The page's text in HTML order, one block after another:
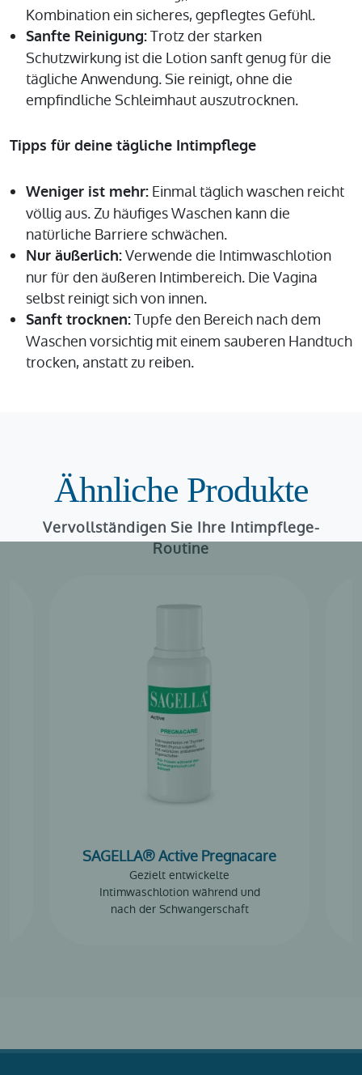
Kombination ein sicheres, gepflegtes Gefühl.
Sanfte Reinigung:Trotz der starken
Schutzwirkung ist die Lotion sanft genug für die
tägliche Anwendung. Sie reinigt, ohne die
empfindliche Schleimhaut auszutrocknen.
Tipps für deine tägliche Intimpflege
Weniger ist mehr: Einmal täglich waschen reicht
völlig aus. Zu häufiges Waschen kann die
natürliche Barriere schwächen.
Nur äußerlich:Verwende die Intimwaschlotion
nur für den äußeren Intimbereich. Die Vagina
selbst reinigt sich von innen.
Sanft trocknen:Tupfe den Bereich nach dem
Waschen vorsichtig mit einem sauberen Handtuch
trocken, anstatt zu reiben.
Ähnliche Produkte
Vervollständigen Sie Ihre Intimpflege-
Routine
SAGELLA® Active Pregnacare
Gezielt entwickelte
Intimwaschlotion während und
nach der Schwangerschaft